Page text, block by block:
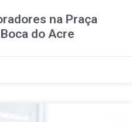
na Praça
do Acre